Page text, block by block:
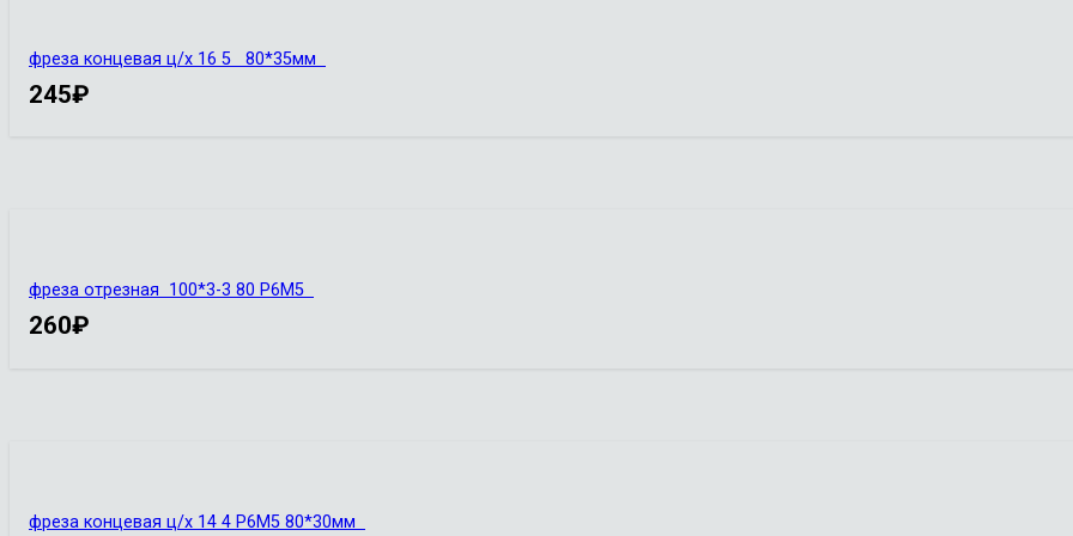
фреза концевая ц/х 16 5 80*35мм
245₽
фреза отрезная 100*3-3 80 Р6М5
260₽
фреза концевая ц/х 14 4 Р6М5 80*30мм